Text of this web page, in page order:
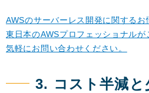
AWSのサーバーレス開発に関する
東日本のAWSプロフェッショナル
気軽にお問い合わせください。
3. コスト半減と